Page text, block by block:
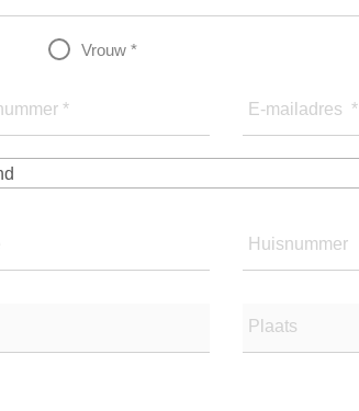
Vrouw *
* E-mailadres *
Huisnummer
Plaats